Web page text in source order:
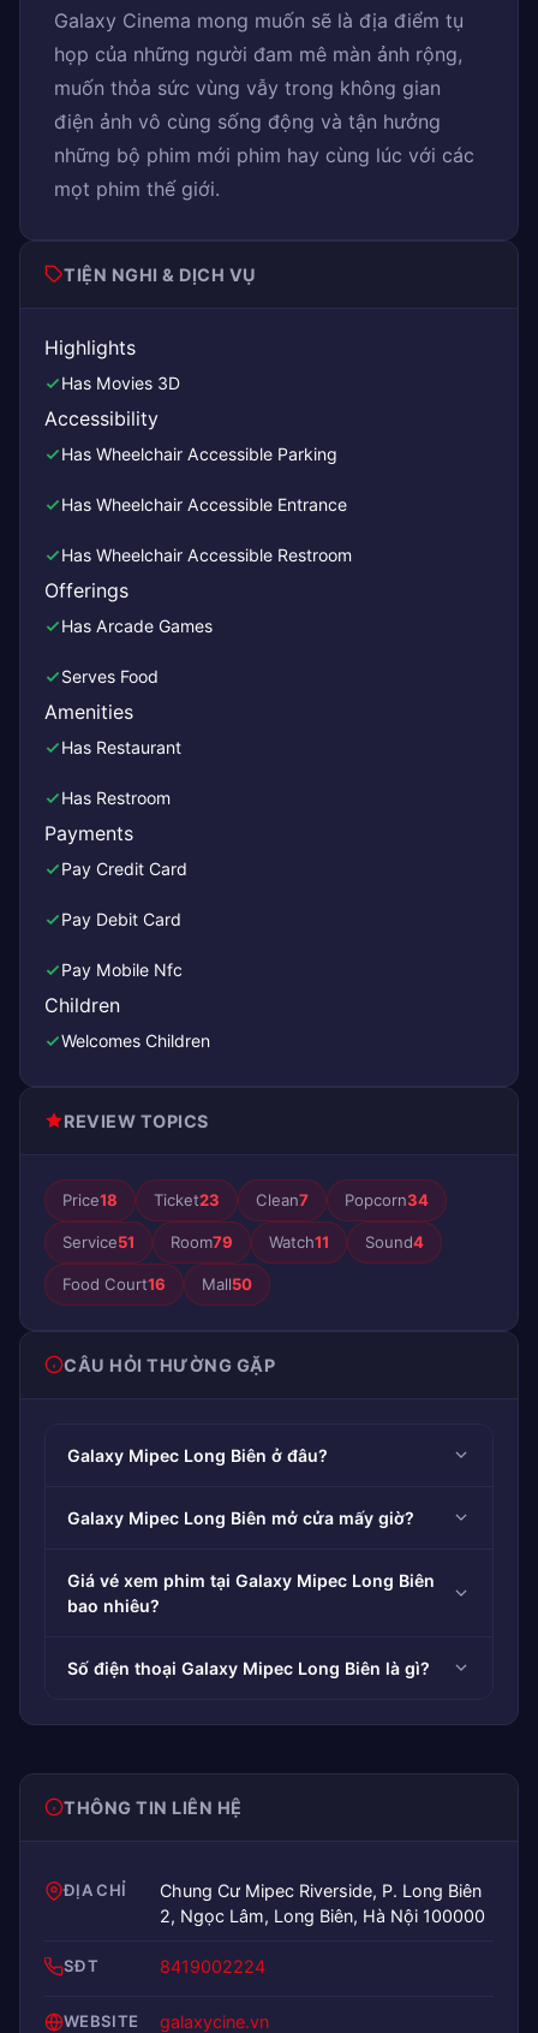
Galaxy Cinema mong muốn sẽ là địa điểm tụ
họp của những người đam mê màn ảnh rộng,
muốn thỏa sức vùng vẫy trong không gian
điện ảnh vô cùng sống động và tận hưởng
những bộ phim mới phim hay cùng lúc với các
mọt phim thế giới.
TIỆN NGHI & DỊCH VỤ
Highlights
Has Movies 3D
Accessibility
Has Wheelchair Accessible Parking
Has Wheelchair Accessible Entrance
Has Wheelchair Accessible Restroom
Offerings
Has Arcade Games
Serves Food
Amenities
Has Restaurant
Has Restroom
Payments
Pay Credit Card
Pay Debit Card
Pay Mobile Nfc
Children
Welcomes Children
REVIEW TOPICS
Price18 Ticket23 Clean7 Popcorn34
Service51 Room79 Watch11 Sound4
Food Court16 Mall50
CÂU HỎI THƯỜNG GẶP
Galaxy Mipec Long Biên ở đâu?
Galaxy Mipec Long Biên mở cửa mấy giờ?
Giá vé xem phim tại Galaxy Mipec Long Biên
bao nhiêu?
Số điện thoại Galaxy Mipec Long Biên là gì?
THÔNG TIN LIÊN HỆ
ĐỊA CHỈ
Chung Cư Mipec Riverside, P. Long Biên
2, Ngọc Lâm, Long Biên, Hà Nội 100000
SĐT 8419002224
WEBSITE galaxycine.vn